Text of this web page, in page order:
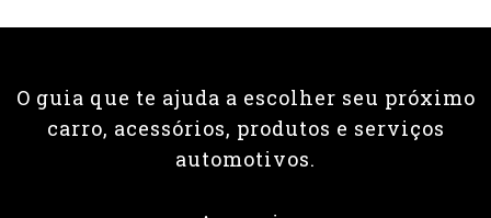
O guia que te ajuda a escolher seu próximo
carro, acessórios, produtos e serviços
automotivos.